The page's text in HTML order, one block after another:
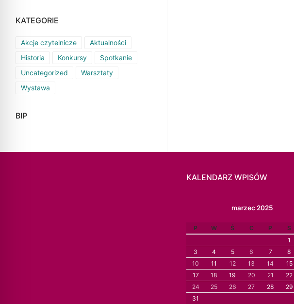
KATEGORIE
Akcje czytelnicze
Aktualności
Historia
Konkursy
Spotkanie
Uncategorized
Warsztaty
Wystawa
BIP
KALENDARZ WPISÓW
marzec 2025
P W Ś C P S
1
3
4 5 6 7 8
10
11 12 13 14 15
17
18 19 20 21 22
24
25 26 27 28 29
31